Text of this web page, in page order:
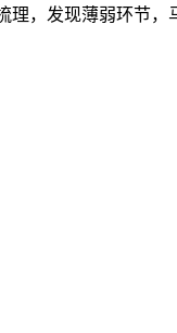
，发现薄弱环节，